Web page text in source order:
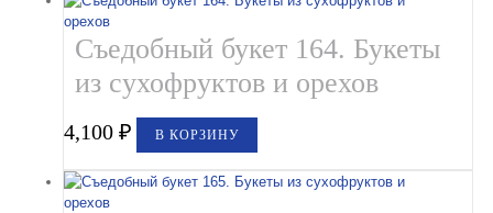
Детские букеты
Букет учителю
Съедобные Боксы Ящики
Букеты из раков и рыбы в Белгороде
Съедобный букет 164. Букеты
из сухофруктов и орехов
4,100₽ В КОРЗИНУ